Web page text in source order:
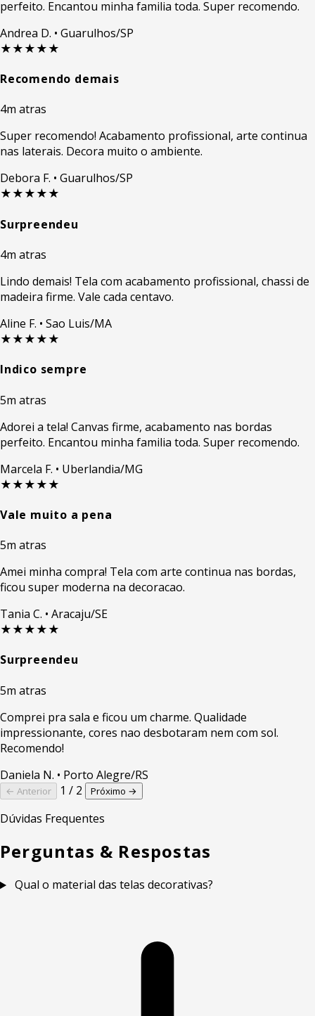
perfeito. Encantou minha familia toda. Super recomendo.
Andrea D. • Guarulhos/SP
★★★★★
Recomendo demais
4m atras
Super recomendo! Acabamento profissional, arte continua
nas laterais. Decora muito o ambiente.
Debora F. • Guarulhos/SP
★★★★★
Surpreendeu
4m atras
Lindo demais! Tela com acabamento profissional, chassi de
madeira firme. Vale cada centavo.
Aline F. • Sao Luis/MA
★★★★★
Indico sempre
5m atras
Adorei a tela! Canvas firme, acabamento nas bordas
perfeito. Encantou minha familia toda. Super recomendo.
Marcela F. • Uberlandia/MG
★★★★★
Vale muito a pena
5m atras
Amei minha compra! Tela com arte continua nas bordas,
ficou super moderna na decoracao.
Tania C. • Aracaju/SE
★★★★★
Surpreendeu
5m atras
Comprei pra sala e ficou um charme. Qualidade
impressionante, cores nao desbotaram nem com sol.
Recomendo!
Daniela N. • Porto Alegre/RS
← Anterior 1 / 2 Próximo →
Dúvidas Frequentes
Perguntas & Respostas
Qual o material das telas decorativas?